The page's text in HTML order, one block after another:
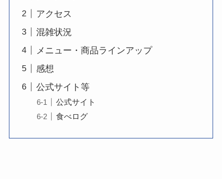
アクセス
混雑状況
メニュー・商品ラインアップ
感想
公式サイト等
公式サイト
食べログ